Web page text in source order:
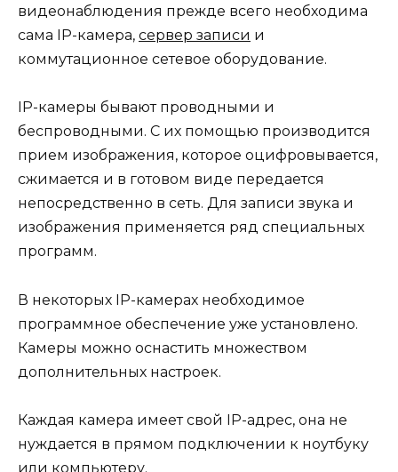
видеонаблюдения прежде всего необходима
сама IP-камера, сервер записи и
коммутационное сетевое оборудование.
IP-камеры бывают проводными и
беспроводными. С их помощью производится
прием изображения, которое оцифровывается,
сжимается и в готовом виде передается
непосредственно в сеть. Для записи звука и
изображения применяется ряд специальных
программ.
В некоторых IP-камерах необходимое
программное обеспечение уже установлено.
Камеры можно оснастить множеством
дополнительных настроек.
Каждая камера имеет свой IP-адрес, она не
нуждается в прямом подключении к ноутбуку
или компьютеру.